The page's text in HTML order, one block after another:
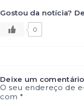
Gostou da notícia?
0
Deixe um comentário
O seu endereço de
com*